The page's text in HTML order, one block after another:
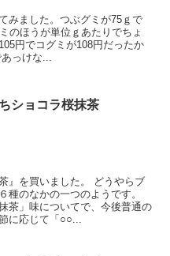
みました。つぶグミが75ｇで
のほうが単位ｇあたりでちょ
円でコグミが108円だったか
っけな...
ショコラ桜抹茶
』を買いました。 どうやらブ
種のなかの一つのようです。
茶」味についてで、今後普通の
に応じて「○○...